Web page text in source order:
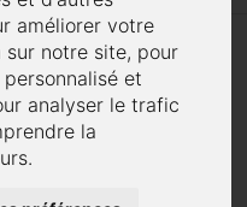
améliorer votre
notre site, pour
et
analyser le trafic
la
cabinet
du travail de
l'avocat et son client.